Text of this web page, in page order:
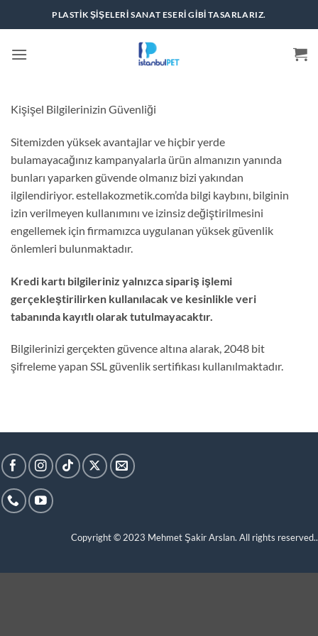
atla
PLASTIK ŞIŞELERI SANAT ESERI GIBI TASARLARIZ.
Kişişel Bilgilerinizin Güvenliği
Sitemizden yüksek avantajlar ve hiçbir yerde
bulamayacağınız kampanyalarla ürün almanızın yanında
bunları yaparken güvende olmanız bizi yakından
ilgilendiriyor. estellakozmetik.com’da bilgi kaybını, bilginin
izin verilmeyen kullanımını ve izinsiz değiştirilmesini
engellemek için firmamızca uygulanan yüksek güvenlik
önlemleri bulunmaktadır.
Kredi kartı bilgileriniz yalnızca sipariş işlemi
gerçekleştirilirken kullanılacak ve kesinlikle veri
tabanında kayıtlı olarak tutulmayacaktır.
Bilgilerinizi gerçekten güvence altına alarak, 2048 bit
şifreleme yapan SSL güvenlik sertifikası kullanılmaktadır.
Copyright © 2023 Mehmet Şakir Arslan. All rights reserved..